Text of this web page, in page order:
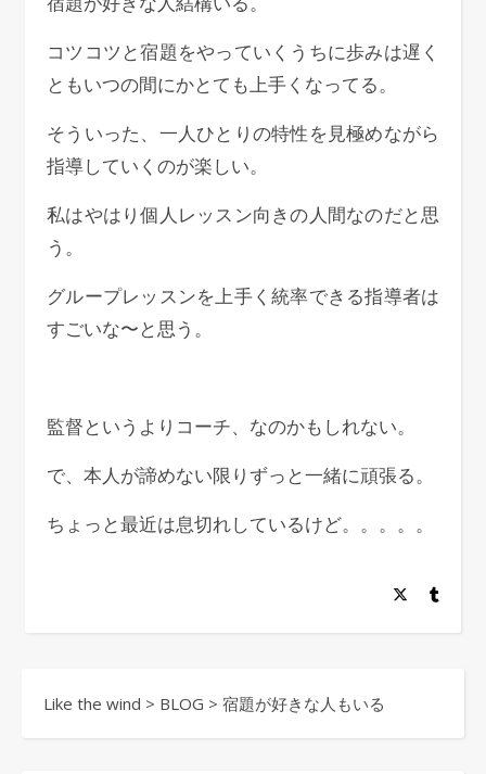
コツコツと宿題をやっていくうちに歩みは遅く
ともいつの間にかとても上手くなってる。
そういった、一人ひとりの特性を見極めながら
指導していくのが楽しい。
私はやはり個人レッスン向きの人間なのだと思
う。
グループレッスンを上手く統率できる指導者は
すごいな〜と思う。
監督というよりコーチ、なのかもしれない。
で、本人が諦めない限りずっと一緒に頑張る。
ちょっと最近は息切れしているけど。。。。。
Like the wind > BLOG > 宿題が好きな人もいる